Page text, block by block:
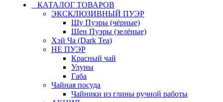
КАТАЛОГ ТОВАРОВ
ЭКСКЛЮЗИВНЫЙ ПУЭР
Шу Пуэры (чёрные)
Шен Пуэры (зелёные)
Хэй Ча (Dark Tea)
НЕ ПУЭР
Красный чай
Улуны
Габа
Чайная посуда
Чайники из глины ручной работы